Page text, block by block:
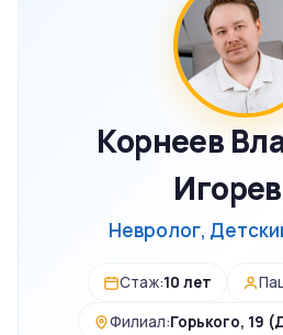
Корнеев
Невролог,
Стаж:10 лет
Филиал:Горького, 19